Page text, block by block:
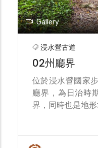
Gallery
浸水營古道
02州廳界
位於浸水營國家
廳界，為日治時
界，同時也是地